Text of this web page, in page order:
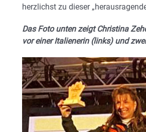
herzlichst zu dieser
Das Foto unten zeigt Christina
vor einer Italienerin (links) und